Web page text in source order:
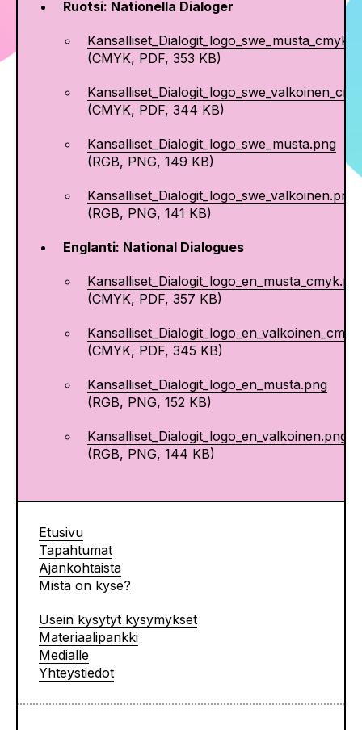
Ruotsi: Nationella Dialoger
(CMYK, PDF, 353 KB)
(CMYK, PDF, 344 KB)
Kansalliset_Dialogit_logo_swe_musta.png
(RGB, PNG, 149 KB)
Kansalliset_Dialogit_logo_swe_valkoinen.png
(RGB, PNG, 141 KB)
Englanti: National Dialogues
(CMYK, PDF, 357 KB)
(CMYK, PDF, 345 KB)
Kansalliset_Dialogit_logo_en_musta.png
(RGB, PNG, 152 KB)
Kansalliset_Dialogit_logo_en_valkoinen.png
(RGB, PNG, 144 KB)
Etusivu
Tapahtumat
Ajankohtaista
Mistä on kyse?
Usein kysytyt kysymykset
Materiaalipankki
Medialle
Yhteystiedot